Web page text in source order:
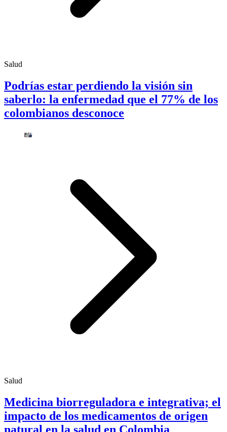
Salud
Podrías estar perdiendo la visión sin
saberlo: la enfermedad que el 77% de los
colombianos desconoce
Salud
Medicina biorreguladora e integrativa; el
impacto de los medicamentos de origen